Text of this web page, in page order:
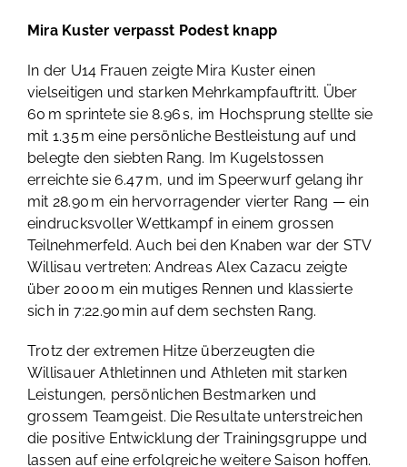
Mira Kuster verpasst Podest knapp
In der U14 Frauen zeigte Mira Kuster einen
vielseitigen und starken Mehrkampfauftritt. Über
60 m sprintete sie 8.96 s, im Hochsprung stellte sie
mit 1.35 m eine persönliche Bestleistung auf und
belegte den siebten Rang. Im Kugelstossen
erreichte sie 6.47 m, und im Speerwurf gelang ihr
mit 28.90 m ein hervorragender vierter Rang — ein
eindrucksvoller Wettkampf in einem grossen
Teilnehmerfeld. Auch bei den Knaben war der STV
Willisau vertreten: Andreas Alex Cazacu zeigte
über 2000 m ein mutiges Rennen und klassierte
sich in 7:22.90 min auf dem sechsten Rang.
Trotz der extremen Hitze überzeugten die
Willisauer Athletinnen und Athleten mit starken
Leistungen, persönlichen Bestmarken und
grossem Teamgeist. Die Resultate unterstreichen
die positive Entwicklung der Trainingsgruppe und
lassen auf eine erfolgreiche weitere Saison hoffen.